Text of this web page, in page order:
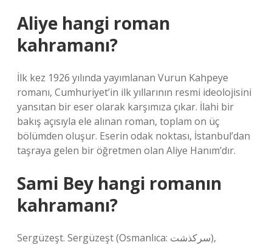
Aliye hangi roman
kahramanı?
İlk kez 1926 yılında yayımlanan Vurun Kahpeye
romanı, Cumhuriyet’in ilk yıllarının resmi ideolojisini
yansıtan bir eser olarak karşımıza çıkar. İlahi bir
bakış açısıyla ele alınan roman, toplam on üç
bölümden oluşur. Eserin odak noktası, İstanbul’dan
taşraya gelen bir öğretmen olan Aliye Hanım’dır.
Sami Bey hangi romanın
kahramanı?
Sergüzeşt. Sergüzeşt (Osmanlıca: سركذشت),